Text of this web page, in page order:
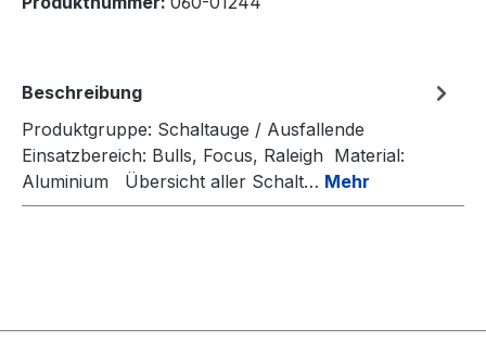
Beschreibung
Produktgruppe: Schaltauge / Ausfallende
Einsatzbereich: Bulls, Focus, Raleigh Material:
Aluminium Übersicht aller Schalt… Mehr